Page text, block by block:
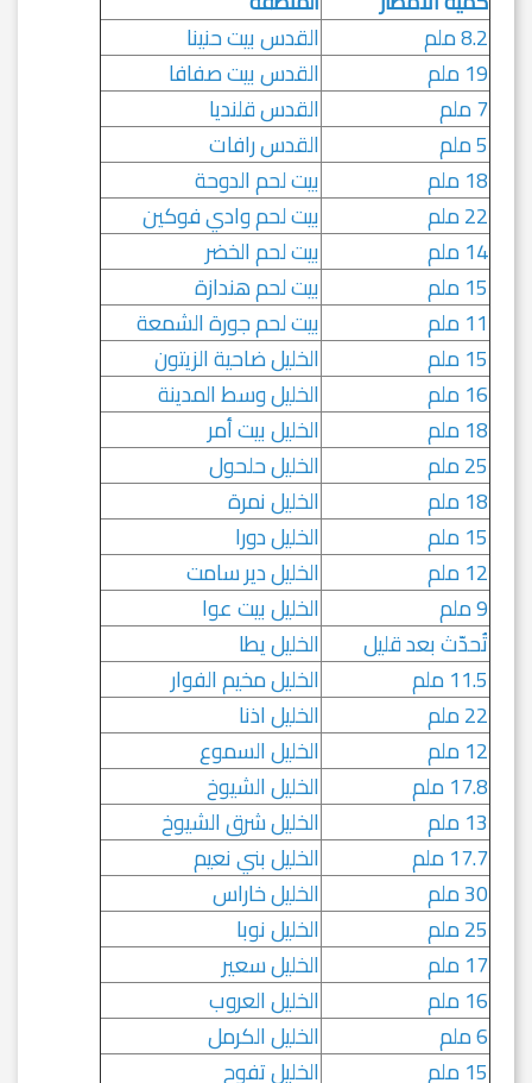
8.2 ملم
القدس بيت حنينا
19 ملم
القدس بيت صفافا
7 ملم
القدس قلنديا
5 ملم
القدس رافات
18 ملم
بيت لحم الدوحة
22 ملم
بيت لحم وادي فوكين
14 ملم
بيت لحم الخضر
15 ملم
بيت لحم هندازة
11 ملم
بيت لحم جورة الشمعة
15 ملم
الخليل ضاحية الزيتون
16 ملم
الخليل وسط المدينة
18 ملم
الخليل بيت أمر
25 ملم
الخليل حلحول
18 ملم
الخليل نمرة
15 ملم
الخليل دورا
12 ملم
الخليل دير سامت
9 ملم
الخليل بيت عوا
تُحدّث بعد قليل
الخليل يطا
11.5 ملم
الخليل مخيم الفوار
22 ملم
الخليل اذنا
12 ملم
الخليل السموع
17.8 ملم
الخليل الشيوخ
13 ملم
الخليل شرق الشيوخ
17.7 ملم
الخليل بني نعيم
30 ملم
الخليل خاراس
25 ملم
الخليل نوبا
17 ملم
الخليل سعير
16 ملم
الخليل العروب
6 ملم
الخليل الكرمل
15 ملم
الخليل تفوح